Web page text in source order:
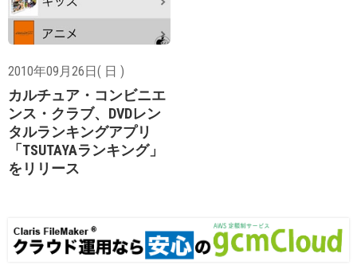
2010年09月26日( 日 )
カルチュア・コンビニエ
ンス・クラブ、DVDレン
タルランキングアプリ
「TSUTAYAランキング」
をリリース